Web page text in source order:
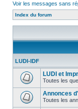
Voir les messages sans
Index du forum
LUDI-IDF
LUDI et
Toutes les
Annonces
Toutes les